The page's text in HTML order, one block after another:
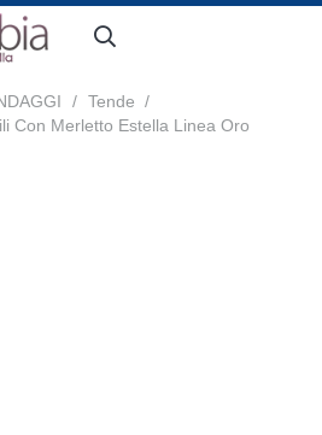
/ Tende /
Con Merletto Estella Linea Oro